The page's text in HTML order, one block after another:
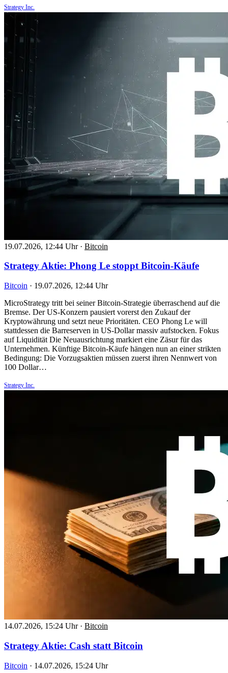
Strategy Inc.
19.07.2026, 12:44 Uhr · Bitcoin
Strategy Aktie: Phong Le stoppt Bitcoin-Käufe
Bitcoin · 19.07.2026, 12:44 Uhr
MicroStrategy tritt bei seiner Bitcoin-Strategie überraschend auf die
Bremse. Der US-Konzern pausiert vorerst den Zukauf der
Kryptowährung und setzt neue Prioritäten. CEO Phong Le will
stattdessen die Barreserven in US-Dollar massiv aufstocken. Fokus
auf Liquidität Die Neuausrichtung markiert eine Zäsur für das
Unternehmen. Künftige Bitcoin-Käufe hängen nun an einer strikten
Bedingung: Die Vorzugsaktien müssen zuerst ihren Nennwert von
100 Dollar…
Strategy Inc.
14.07.2026, 15:24 Uhr · Bitcoin
Strategy Aktie: Cash statt Bitcoin
Bitcoin · 14.07.2026, 15:24 Uhr